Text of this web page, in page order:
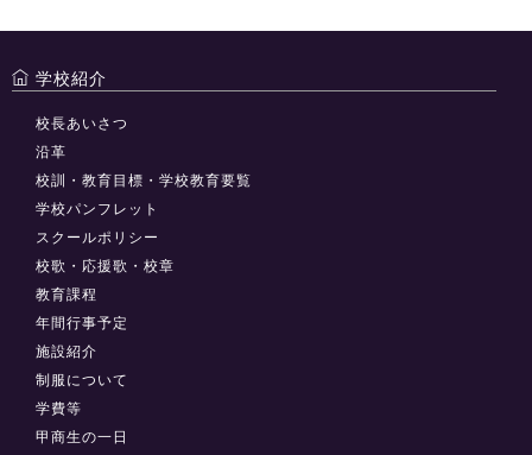
学校紹介
校長あいさつ
沿革
校訓・教育目標・学校教育要覧
学校パンフレット
スクールポリシー
校歌・応援歌・校章
教育課程
年間行事予定
施設紹介
制服について
学費等
甲商生の一日